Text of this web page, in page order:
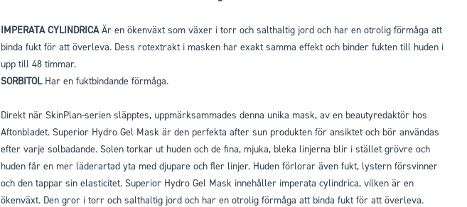
IMPERATA CYLINDRICAÄr en ökenväxt som växer i torr och salthaltig jord och har en otrolig förmåga att
binda fukt för att överleva. Dess rotextrakt i masken har exakt samma effekt och binder fukten till huden i
upp till 48 timmar.
SORBITOLHar en fuktbindande förmåga.
Direkt när SkinPlan-serien släpptes, uppmärksammades denna unika mask, av en beautyredaktör hos
Aftonbladet. Superior Hydro Gel Mask är den perfekta after sun produkten för ansiktet och bör användas
efter varje solbadande. Solen torkar ut huden och de fina, mjuka, bleka linjerna blir i stället grövre och
huden får en mer läderartad yta med djupare och fler linjer. Huden förlorar även fukt, lystern försvinner
och den tappar sin elasticitet. Superior Hydro Gel Mask innehåller imperata cylindrica, vilken är en
ökenväxt. Den gror i torr och salthaltig jord och har en otrolig förmåga att binda fukt för att överleva.